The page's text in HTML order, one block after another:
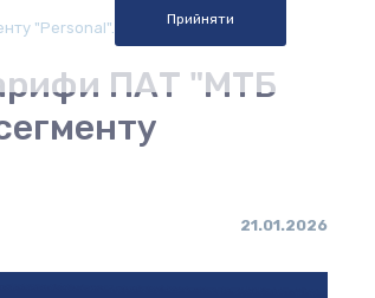
"Personal".
ПАТ "МТБ
21.01.2026
Прийняти